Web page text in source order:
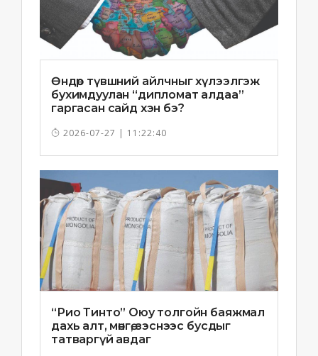
Өндөр түвшний айлчныг хүлээлгэж
бухимдуулан “дипломат алдаа”
гаргасан сайд хэн бэ?
2026-07-27 | 11:22:40
“Рио Тинто” Оюу толгойн баяжмал
дахь алт, мөнгө, зэснээс бусдыг
татваргүй авдаг